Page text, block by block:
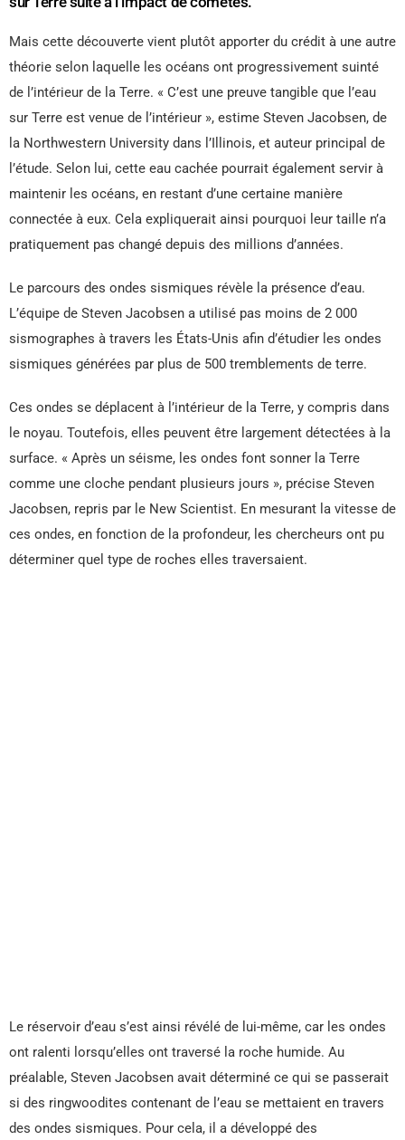
Mais cette découverte vient plutôt apporter du crédit à une autre
théorie selon laquelle les océans ont progressivement suinté
de l’intérieur de la Terre. « C’est une preuve tangible que l’eau
sur Terre est venue de l’intérieur », estime Steven Jacobsen, de
la Northwestern University dans l’Illinois, et auteur principal de
l’étude. Selon lui, cette eau cachée pourrait également servir à
maintenir les océans, en restant d’une certaine manière
connectée à eux. Cela expliquerait ainsi pourquoi leur taille n’a
pratiquement pas changé depuis des millions d’années.
Le parcours des ondes sismiques révèle la présence d’eau.
L’équipe de Steven Jacobsen a utilisé pas moins de 2 000
sismographes à travers les États-Unis afin d’étudier les ondes
sismiques générées par plus de 500 tremblements de terre.
Ces ondes se déplacent à l’intérieur de la Terre, y compris dans
le noyau. Toutefois, elles peuvent être largement détectées à la
surface. « Après un séisme, les ondes font sonner la Terre
comme une cloche pendant plusieurs jours », précise Steven
Jacobsen, repris par le New Scientist. En mesurant la vitesse de
ces ondes, en fonction de la profondeur, les chercheurs ont pu
déterminer quel type de roches elles traversaient.
Le réservoir d’eau s’est ainsi révélé de lui-même, car les ondes
ont ralenti lorsqu’elles ont traversé la roche humide. Au
préalable, Steven Jacobsen avait déterminé ce qui se passerait
si des ringwoodites contenant de l’eau se mettaient en travers
des ondes sismiques. Pour cela, il a développé des